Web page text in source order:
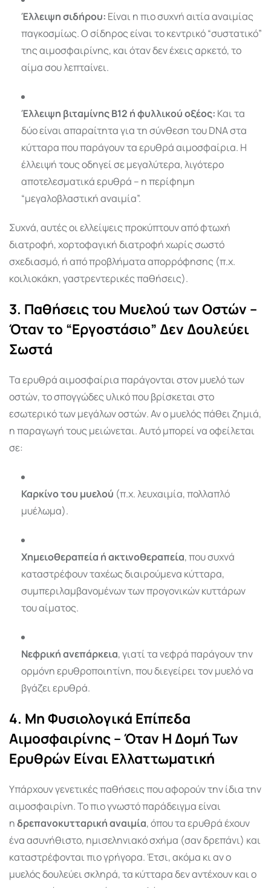
Έλλειψη σιδήρου: Είναι η πιο συχνή αιτία αναιμίας
παγκοσμίως. Ο σίδηρος είναι το κεντρικό “συστατικό”
της αιμοσφαιρίνης, και όταν δεν έχεις αρκετό, το
αίμα σου λεπταίνει.
Έλλειψη βιταμίνης Β12 ή φυλλικού οξέος: Και τα
δύο είναι απαραίτητα για τη σύνθεση του DNA στα
κύτταρα που παράγουν τα ερυθρά αιμοσφαίρια. Η
έλλειψή τους οδηγεί σε μεγαλύτερα, λιγότερο
αποτελεσματικά ερυθρά – η περίφημη
“μεγαλοβλαστική αναιμία”.
Συχνά, αυτές οι ελλείψεις προκύπτουν από φτωχή
διατροφή, χορτοφαγική διατροφή χωρίς σωστό
σχεδιασμό, ή από προβλήματα απορρόφησης (π.χ.
κοιλιοκάκη, γαστρεντερικές παθήσεις).
3. Παθήσεις του Μυελού των Οστών –
Όταν το “Εργοστάσιο” Δεν Δουλεύει
Σωστά
Τα ερυθρά αιμοσφαίρια παράγονται στον μυελό των
οστών, το σπογγώδες υλικό που βρίσκεται στο
εσωτερικό των μεγάλων οστών. Αν ο μυελός πάθει ζημιά,
η παραγωγή τους μειώνεται. Αυτό μπορεί να οφείλεται
σε:
Καρκίνο του μυελού (π.χ. λευχαιμία, πολλαπλό
μυέλωμα).
Χημειοθεραπεία ή ακτινοθεραπεία, που συχνά
καταστρέφουν ταχέως διαιρούμενα κύτταρα,
συμπεριλαμβανομένων των προγονικών κυττάρων
του αίματος.
Νεφρική ανεπάρκεια, γιατί τα νεφρά παράγουν την
ορμόνη ερυθροποιητίνη, που διεγείρει τον μυελό να
βγάζει ερυθρά.
4. Μη Φυσιολογικά Επίπεδα
Αιμοσφαιρίνης – Όταν Η Δομή Των
Ερυθρών Είναι Ελλαττωματική
Υπάρχουν γενετικές παθήσεις που αφορούν την ίδια την
αιμοσφαιρίνη. Το πιο γνωστό παράδειγμα είναι
ηδρεπανοκυτταρική αναιμία, όπου τα ερυθρά έχουν
ένα ασυνήθιστο, ημισεληνιακό σχήμα (σαν δρεπάνι) και
καταστρέφονται πιο γρήγορα. Έτσι, ακόμα κι αν ο
μυελός δουλεύει σκληρά, τα κύτταρα δεν αντέχουν και ο